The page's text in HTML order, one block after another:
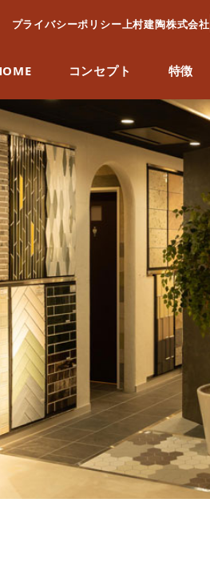
プライバシーポリシー 上村建陶株式会社
コンセプト 特徴